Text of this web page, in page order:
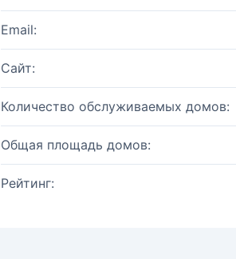
Email:
Сайт:
Количество обслуживаемых домов:
Общая площадь домов:
Рейтинг: